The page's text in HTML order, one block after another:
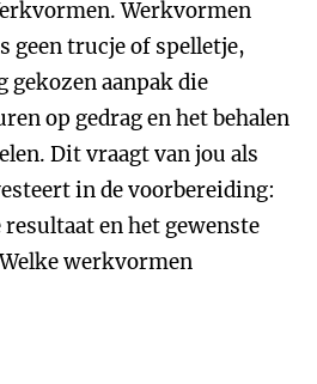
Werkvormen
geen trucje of spelletje,
gekozen aanpak die
op gedrag en het behalen
Dit vraagt van jou als
in de voorbereiding:
en het gewenste
werkvormen